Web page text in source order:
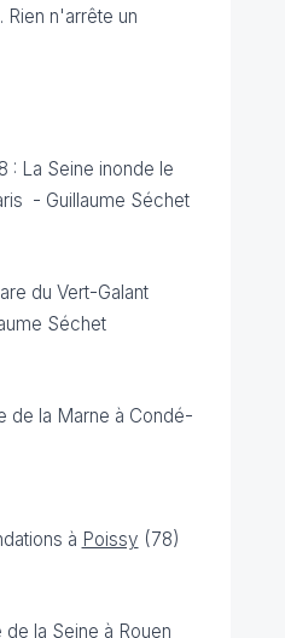
Rien n'arrête un
: La Seine inonde le
- Guillaume Séchet
du Vert-Galant
Séchet
de la Marne à Condé-
à Poissy (78)
de la Seine à Rouen